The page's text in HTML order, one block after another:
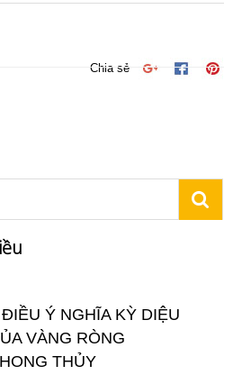
Chia sẻ
Ý NGHĨA KỲ DIỆU
VÀNG RÒNG
THỦY